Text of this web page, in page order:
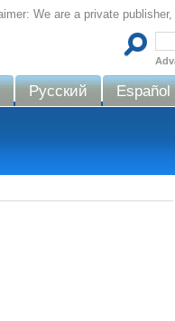
We are a private
Русский Español